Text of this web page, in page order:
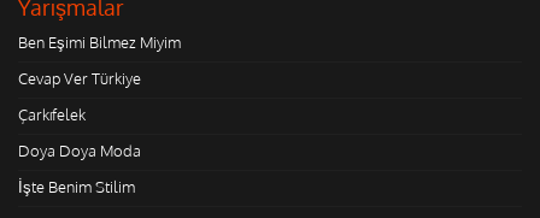
Yarışmalar
Ben Eşimi Bilmez Miyim
Cevap Ver Türkiye
Çarkıfelek
Doya Doya Moda
İşte Benim Stilim